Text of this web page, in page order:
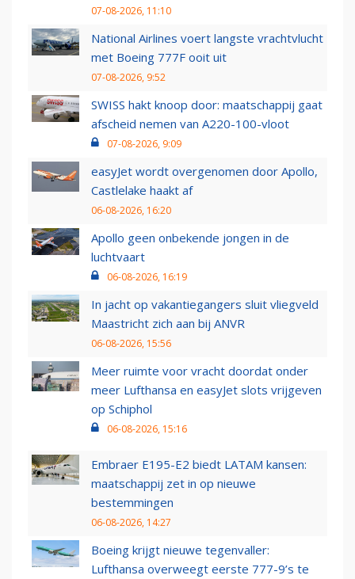
07-08-2026, 11:10
National Airlines voert langste vrachtvlucht
met Boeing 777F ooit uit
07-08-2026, 9:52
SWISS hakt knoop door: maatschappij gaat
afscheid nemen van A220-100-vloot
07-08-2026, 9:09
easyJet wordt overgenomen door Apollo,
Castlelake haakt af
06-08-2026, 16:20
Apollo geen onbekende jongen in de
luchtvaart
06-08-2026, 16:19
In jacht op vakantiegangers sluit vliegveld
Maastricht zich aan bij ANVR
06-08-2026, 15:56
Meer ruimte voor vracht doordat onder
meer Lufthansa en easyJet slots vrijgeven
op Schiphol
06-08-2026, 15:16
Embraer E195-E2 biedt LATAM kansen:
maatschappij zet in op nieuwe
bestemmingen
06-08-2026, 14:27
Boeing krijgt nieuwe tegenvaller:
Lufthansa overweegt eerste 777-9’s te